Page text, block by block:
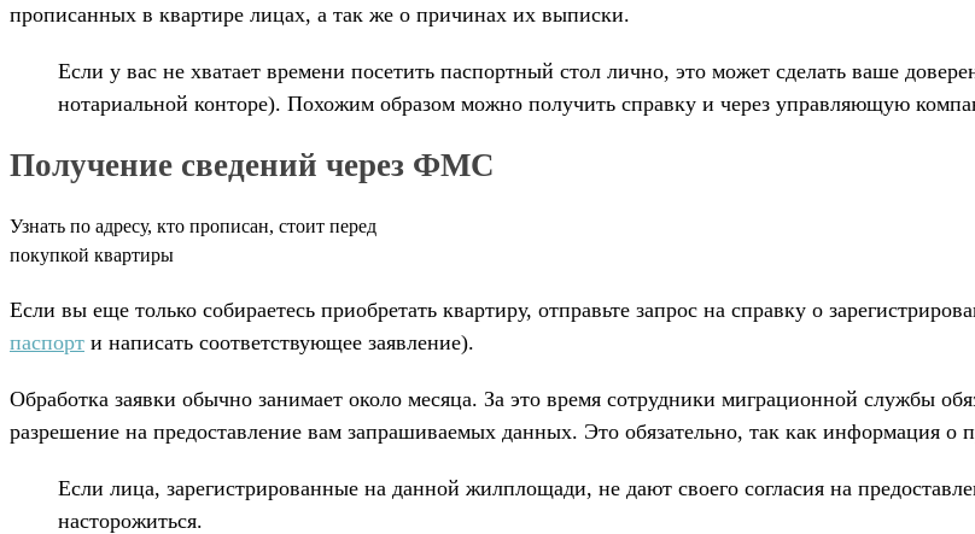
прописанных в квартире лицах, а так же о причинах их выписки.
Если у вас не хватает времени посетить паспортный стол лично, это может сделать ваше
нотариальной конторе). Похожим образом можно получить справку и через управляющую
Получение сведений через ФМС
Узнать по адресу, кто прописан, стоит перед
покупкой квартиры
Если вы еще только собираетесь приобретать квартиру, отправьте запрос на справку о
паспорт и написать соответствующее заявление).
Обработка заявки обычно занимает около месяца. За это время сотрудники миграционной службы
разрешение на предоставление вам запрашиваемых данных. Это обязательно, так как информация о
Если лица, зарегистрированные на данной жилплощади, не дают своего согласия на
насторожиться.